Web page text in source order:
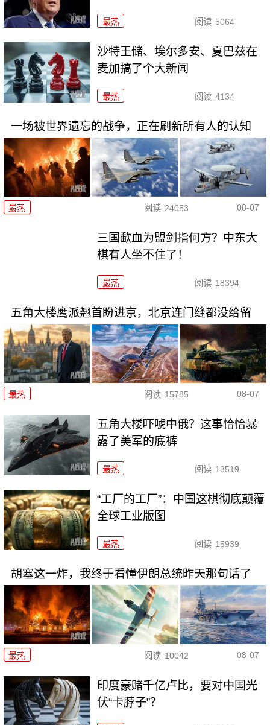
最热 阅读 5064
沙特王储、埃尔多安、夏巴兹在
麦加搞了个大新闻
最热 阅读 4134
一场被世界遗忘的战争，正在刷新所有人的认知
最热 阅读 24053 08-07
三国歃血为盟剑指何方？中东大
棋有人坐不住了！
最热 阅读 18394
五角大楼鹰派翘首盼进京，北京连门缝都没给留
最热 阅读 15785 08-07
五角大楼吓唬中俄？这事恰恰暴
露了美军的底裤
最热 阅读 13519
“工厂的工厂”：中国这棋彻底颠覆
全球工业版图
最热 阅读 15939
胡塞这一炸，我终于看懂伊朗总统昨天那句话了
最热 阅读 10042 08-07
印度豪赌千亿卢比，要对中国光
伏“卡脖子”？